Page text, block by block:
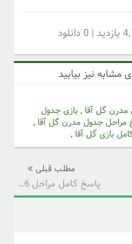
مشابه نیز بیابید
گل آقا , بازی جدول
مراحل جدول مدرن گل آقا ,
بازی گل آقا ,
مطلب قبلی
پاسخ کامل مراحل 676 تا 690 بازی جدولانه کلاسیک